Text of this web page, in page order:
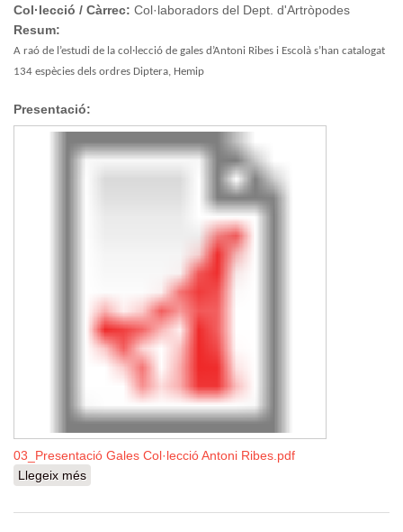
Col·lecció / Càrrec: Col·laboradors del Dept. d'Artròpodes
Resum:
A raó de l’estudi de la col·lecció de gales d’Antoni Ribes i Escolà s’han catalogat
134 espècies dels ordres Diptera, Hemip
Presentació:
03_Presentació Gales Col·lecció Antoni Ribes.pdf
Llegeix més